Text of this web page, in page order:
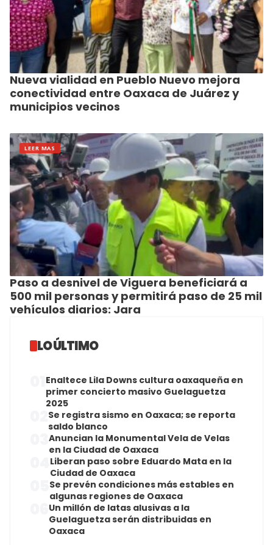
Nueva vialidad en Pueblo Nuevo mejora
conectividad entre Oaxaca de Juárez y
municipios vecinos
LEER MAS
Paso a desnivel de Viguera beneficiará a
500 mil personas y permitirá paso de 25 mil
vehículos diarios: Jara
LO ÚLTIMO
Enaltece Lila Downs cultura oaxaqueña en
primer concierto masivo Guelaguetza
2025
Se registra sismo en Oaxaca; se reporta
saldo blanco
Anuncian la Monumental Vela de Velas
en la Ciudad de Oaxaca
Liberan paso sobre Eduardo Mata en la
Ciudad de Oaxaca
Se prevén condiciones más estables en
algunas regiones de Oaxaca
Un millón de latas alusivas a la
Guelaguetza serán distribuidas en
Oaxaca